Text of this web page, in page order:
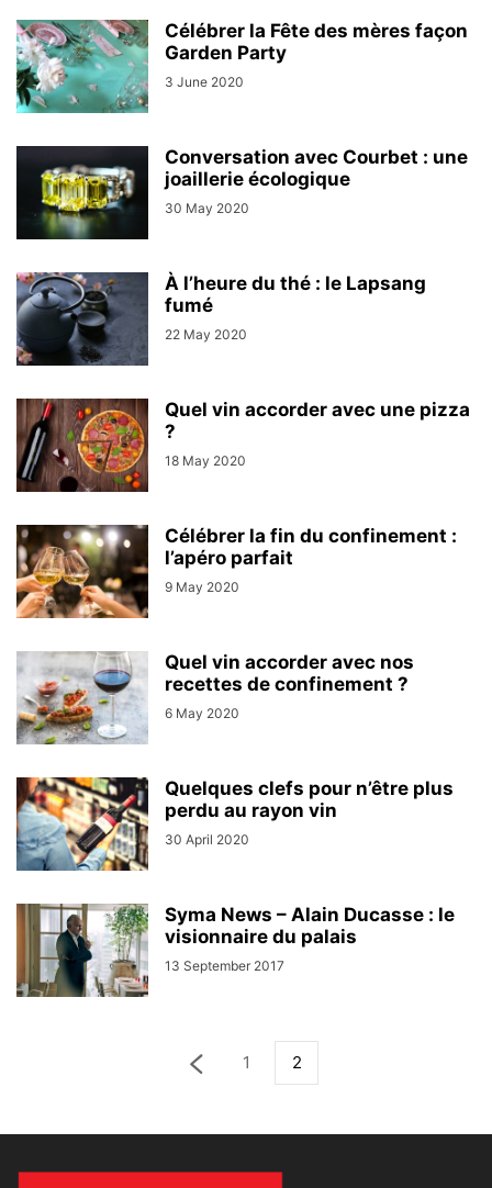
Célébrer la Fête des mères façon
Garden Party
3 June 2020
Conversation avec Courbet : une
joaillerie écologique
30 May 2020
À l’heure du thé : le Lapsang
fumé
22 May 2020
Quel vin accorder avec une pizza
?
18 May 2020
Célébrer la fin du confinement :
l’apéro parfait
9 May 2020
Quel vin accorder avec nos
recettes de confinement ?
6 May 2020
Quelques clefs pour n’être plus
perdu au rayon vin
30 April 2020
Syma News – Alain Ducasse : le
visionnaire du palais
13 September 2017
1 2